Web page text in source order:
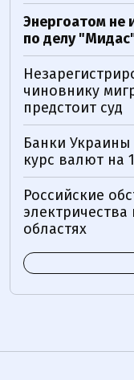
Энергоатом не
по делу
чиновнику
предстоит суд
Банки
курс валют на
Российские
областях